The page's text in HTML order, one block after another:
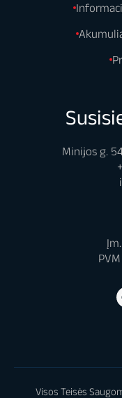
Minijos g.
Visos Teisės